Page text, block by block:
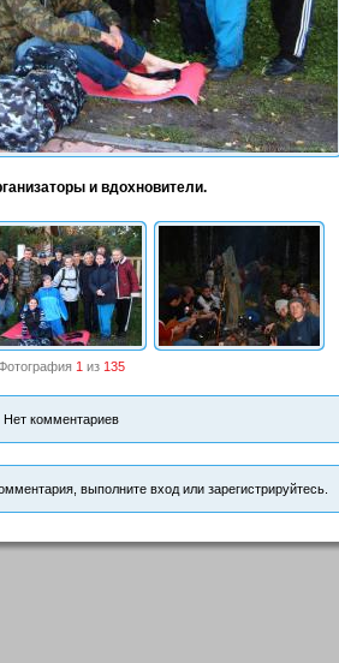
и вдохновители.
1 из 135
Нет комментариев
выполните вход или зарегистрируйтесь.